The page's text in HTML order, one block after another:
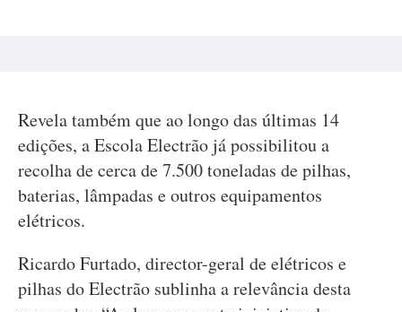
Revela também que ao longo das últimas 14
edições, a Escola Electrão já possibilitou a
recolha de cerca de 7.500 toneladas de pilhas,
baterias, lâmpadas e outros equipamentos
elétricos.
Ricardo Furtado, director-geral de elétricos e
pilhas do Electrão sublinha a relevância desta